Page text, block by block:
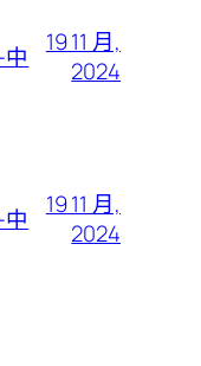
19 11 月,
2024
19 11 月,
2024